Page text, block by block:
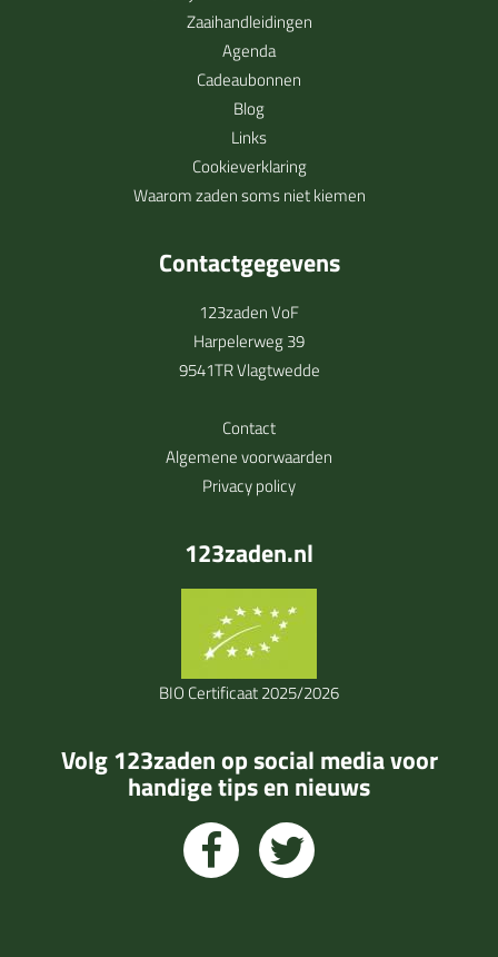
Zaaihandleidingen
Agenda
Cadeaubonnen
Blog
Links
Cookieverklaring
Waarom zaden soms niet kiemen
Contactgegevens
123zaden VoF
Harpelerweg 39
9541TR Vlagtwedde
Contact
Algemene voorwaarden
Privacy policy
123zaden.nl
BIO Certificaat 2025/2026
Volg 123zaden op social media voor
handige tips en nieuws